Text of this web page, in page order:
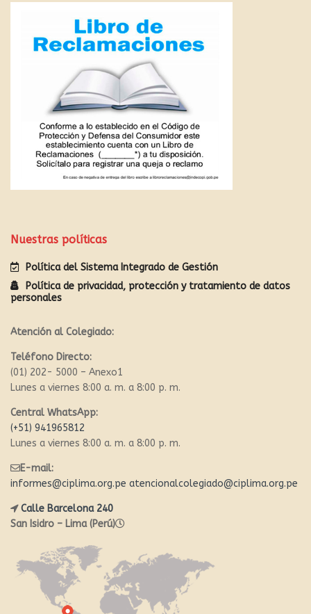
Nuestras políticas
Política del Sistema Integrado de Gestión
Política de privacidad, protección y tratamiento de datos
personales
Atención al Colegiado:
Teléfono Directo:
(01) 202- 5000 – Anexo1
Lunes a viernes 8:00 a. m. a 8:00 p. m.
Central WhatsApp:
(+51) 941965812
Lunes a viernes 8:00 a. m. a 8:00 p. m.
E-mail:
informes@ciplima.org.pe atencionalcolegiado@ciplima.org.pe
Calle Barcelona 240
San Isidro – Lima (Perú)